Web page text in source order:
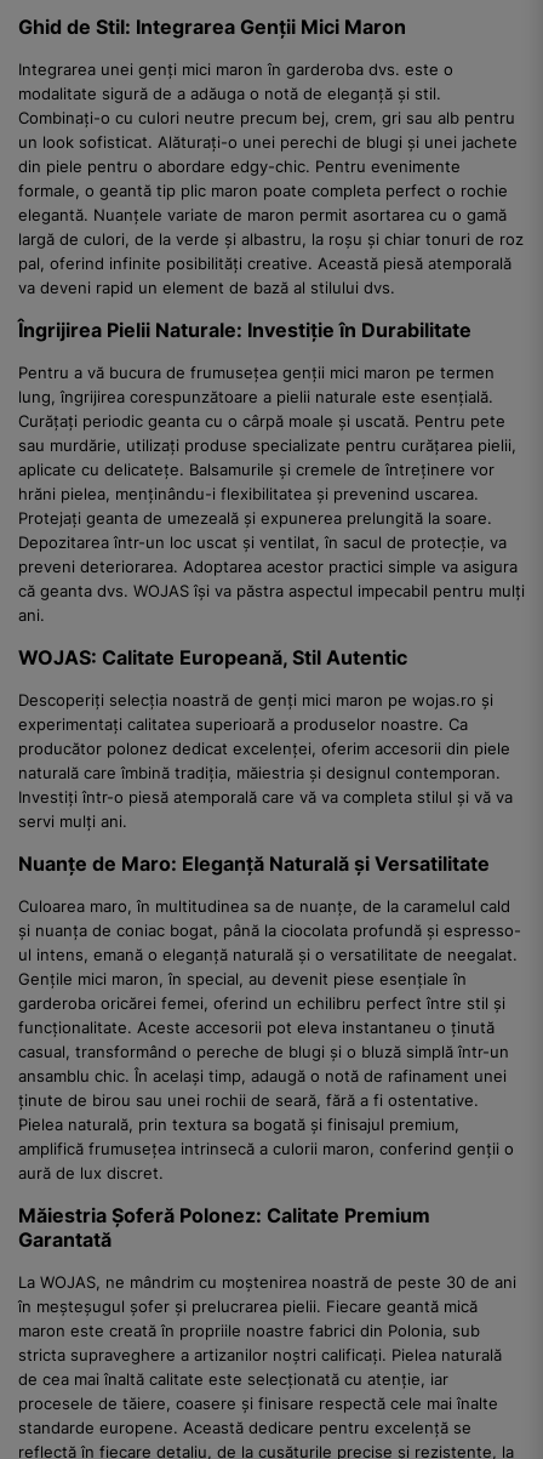
Ghid de Stil: Integrarea Genții Mici Maron
Integrarea unei genți mici maron în garderoba dvs. este o
modalitate sigură de a adăuga o notă de eleganță și stil.
Combinați-o cu culori neutre precum bej, crem, gri sau alb pentru
un look sofisticat. Alăturați-o unei perechi de blugi și unei jachete
din piele pentru o abordare edgy-chic. Pentru evenimente
formale, o geantă tip plic maron poate completa perfect o rochie
elegantă. Nuanțele variate de maron permit asortarea cu o gamă
largă de culori, de la verde și albastru, la roșu și chiar tonuri de roz
pal, oferind infinite posibilități creative. Această piesă atemporală
va deveni rapid un element de bază al stilului dvs.
Îngrijirea Pielii Naturale: Investiție în Durabilitate
Pentru a vă bucura de frumusețea genții mici maron pe termen
lung, îngrijirea corespunzătoare a pielii naturale este esențială.
Curățați periodic geanta cu o cârpă moale și uscată. Pentru pete
sau murdărie, utilizați produse specializate pentru curățarea pielii,
aplicate cu delicatețe. Balsamurile și cremele de întreținere vor
hrăni pielea, menținându-i flexibilitatea și prevenind uscarea.
Protejați geanta de umezeală și expunerea prelungită la soare.
Depozitarea într-un loc uscat și ventilat, în sacul de protecție, va
preveni deteriorarea. Adoptarea acestor practici simple va asigura
că geanta dvs. WOJAS își va păstra aspectul impecabil pentru mulți
ani.
WOJAS: Calitate Europeană, Stil Autentic
Descoperiți selecția noastră de genți mici maron pe wojas.ro și
experimentați calitatea superioară a produselor noastre. Ca
producător polonez dedicat excelenței, oferim accesorii din piele
naturală care îmbină tradiția, măiestria și designul contemporan.
Investiți într-o piesă atemporală care vă va completa stilul și vă va
servi mulți ani.
Nuanțe de Maro: Eleganță Naturală și Versatilitate
Culoarea maro, în multitudinea sa de nuanțe, de la caramelul cald
și nuanța de coniac bogat, până la ciocolata profundă și espresso-
ul intens, emană o eleganță naturală și o versatilitate de neegalat.
Gențile mici maron, în special, au devenit piese esențiale în
garderoba oricărei femei, oferind un echilibru perfect între stil și
funcționalitate. Aceste accesorii pot eleva instantaneu o ținută
casual, transformând o pereche de blugi și o bluză simplă într-un
ansamblu chic. În același timp, adaugă o notă de rafinament unei
ținute de birou sau unei rochii de seară, fără a fi ostentative.
Pielea naturală, prin textura sa bogată și finisajul premium,
amplifică frumusețea intrinsecă a culorii maron, conferind genții o
aură de lux discret.
Măiestria Șoferă Polonez: Calitate Premium
Garantată
La WOJAS, ne mândrim cu moștenirea noastră de peste 30 de ani
în meșteșugul șofer și prelucrarea pielii. Fiecare geantă mică
maron este creată în propriile noastre fabrici din Polonia, sub
stricta supraveghere a artizanilor noștri calificați. Pielea naturală
de cea mai înaltă calitate este selecționată cu atenție, iar
procesele de tăiere, coasere și finisare respectă cele mai înalte
standarde europene. Această dedicare pentru excelență se
reflectă în fiecare detaliu, de la cusăturile precise și rezistente, la